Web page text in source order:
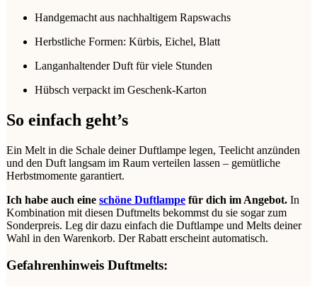
Handgemacht aus nachhaltigem Rapswachs
Herbstliche Formen: Kürbis, Eichel, Blatt
Langanhaltender Duft für viele Stunden
Hübsch verpackt im Geschenk-Karton
So einfach geht’s
Ein Melt in die Schale deiner Duftlampe legen, Teelicht anzünden
und den Duft langsam im Raum verteilen lassen – gemütliche
Herbstmomente garantiert.
Ich habe auch eine schöne Duftlampe für dich im Angebot. In
Kombination mit diesen Duftmelts bekommst du sie sogar zum
Sonderpreis. Leg dir dazu einfach die Duftlampe und Melts deiner
Wahl in den Warenkorb. Der Rabatt erscheint automatisch.
Gefahrenhinweis Duftmelts: